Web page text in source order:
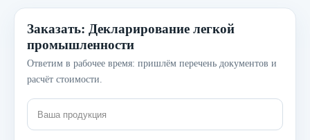
Заказать: Декларирование легкой
промышленности
Ответим в рабочее время: пришлём перечень документов и
расчёт стоимости.